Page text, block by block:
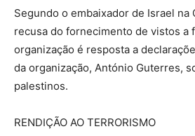
Segundo o embaixador de Israel na
recusa do fornecimento de vistos a
organização é resposta a
da organização, António Guterres,
palestinos.
RENDIÇÃO AO TERRORISMO